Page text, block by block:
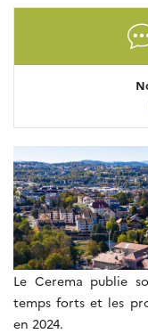
Le Cerema publie
temps forts et les
en 2024.